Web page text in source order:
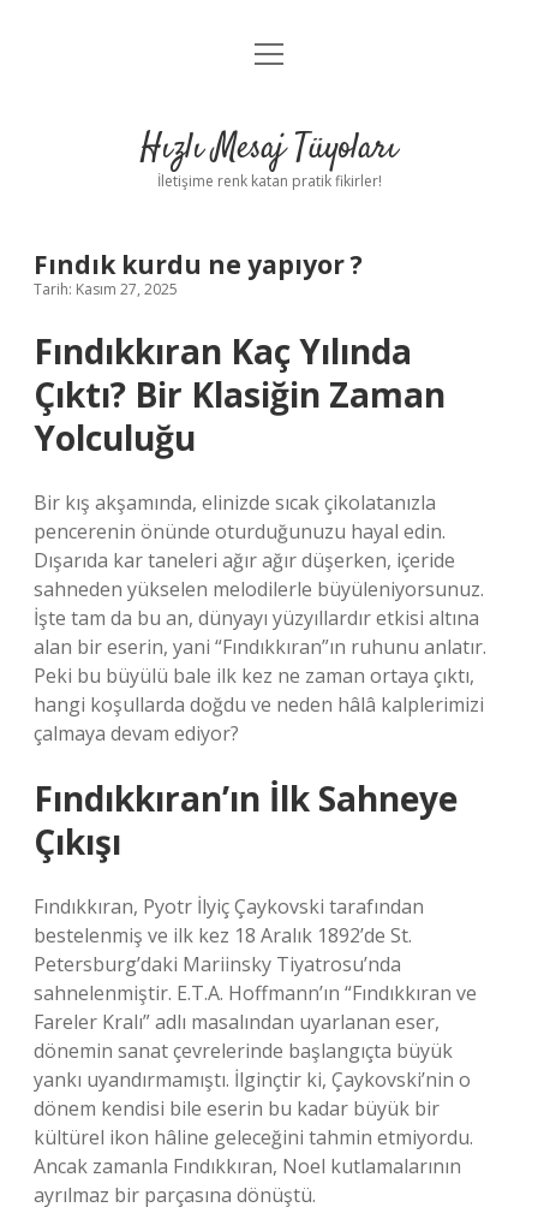
Anasayfa
Yasal Uyarı
menüyü
Hızlı Mesaj Tüyoları
İletişime renk katan pratik fikirler!
Fındık kurdu ne yapıyor ?
Tarih: Kasım 27, 2025
Fındıkkıran Kaç Yılında
Çıktı? Bir Klasiğin Zaman
Yolculuğu
Bir kış akşamında, elinizde sıcak çikolatanızla
pencerenin önünde oturduğunuzu hayal edin.
Dışarıda kar taneleri ağır ağır düşerken, içeride
sahneden yükselen melodilerle büyüleniyorsunuz.
İşte tam da bu an, dünyayı yüzyıllardır etkisi altına
alan bir eserin, yani “Fındıkkıran”ın ruhunu anlatır.
Peki bu büyülü bale ilk kez ne zaman ortaya çıktı,
hangi koşullarda doğdu ve neden hâlâ kalplerimizi
çalmaya devam ediyor?
Fındıkkıran’ın İlk Sahneye
Çıkışı
Fındıkkıran, Pyotr İlyiç Çaykovski tarafından
bestelenmiş ve ilk kez 18 Aralık 1892’de St.
Petersburg’daki Mariinsky Tiyatrosu’nda
sahnelenmiştir. E.T.A. Hoffmann’ın “Fındıkkıran ve
Fareler Kralı” adlı masalından uyarlanan eser,
dönemin sanat çevrelerinde başlangıçta büyük
yankı uyandırmamıştı. İlginçtir ki, Çaykovski’nin o
dönem kendisi bile eserin bu kadar büyük bir
kültürel ikon hâline geleceğini tahmin etmiyordu.
Ancak zamanla Fındıkkıran, Noel kutlamalarının
ayrılmaz bir parçasına dönüştü.